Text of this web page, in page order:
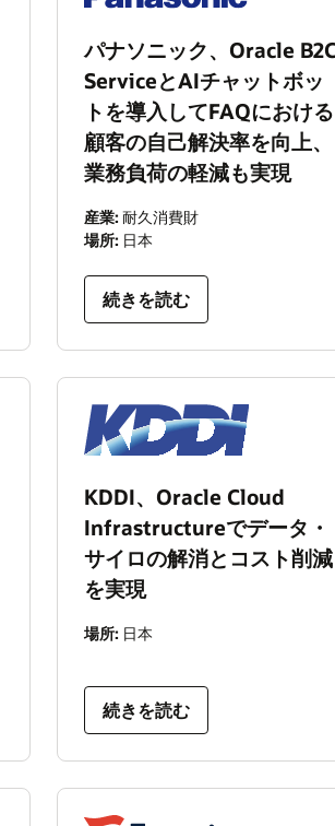
パナソニック、Oracle
ServiceとAIチャットボッ
トを導入してFAQにおける
顧客の自己解決率を向上、
業務負荷の軽減も実現
産業: 耐久消費財
場所: 日本
続きを読む
KDDI、Oracle Cloud
Infrastructureでデータ・
サイロの解消とコスト削減
を実現
場所: 日本
続きを読む